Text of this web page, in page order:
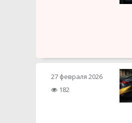
27 февраля 2026
182